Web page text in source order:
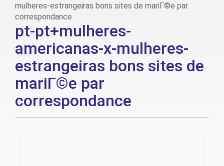
mulheres-estrangeiras bons sites de mariГ©e par
correspondance
pt-pt+mulheres-
americanas-x-mulheres-
estrangeiras bons sites de
mariГ©e par
correspondance